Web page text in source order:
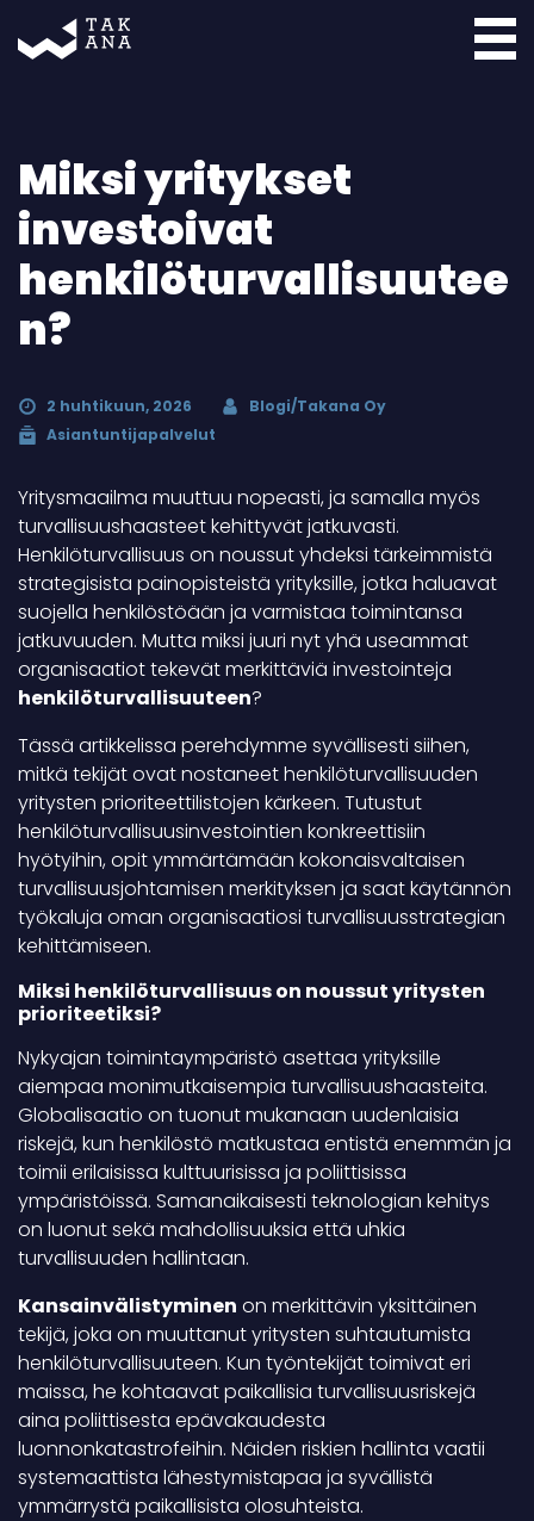
Miksi yritykset
investoivat
henkilöturvallisuutee
n?
2 huhtikuun, 2026
Blogi/Takana Oy
Asiantuntijapalvelut
Yritysmaailma muuttuu nopeasti, ja samalla myös
turvallisuushaasteet kehittyvät jatkuvasti.
Henkilöturvallisuus on noussut yhdeksi tärkeimmistä
strategisista painopisteistä yrityksille, jotka haluavat
suojella henkilöstöään ja varmistaa toimintansa
jatkuvuuden. Mutta miksi juuri nyt yhä useammat
organisaatiot tekevät merkittäviä investointeja
henkilöturvallisuuteen?
Tässä artikkelissa perehdymme syvällisesti siihen,
mitkä tekijät ovat nostaneet henkilöturvallisuuden
yritysten prioriteettilistojen kärkeen. Tutustut
henkilöturvallisuusinvestointien konkreettisiin
hyötyihin, opit ymmärtämään kokonaisvaltaisen
turvallisuusjohtamisen merkityksen ja saat käytännön
työkaluja oman organisaatiosi turvallisuusstrategian
kehittämiseen.
Miksi henkilöturvallisuus on noussut yritysten
prioriteetiksi?
Nykyajan toimintaympäristö asettaa yrityksille
aiempaa monimutkaisempia turvallisuushaasteita.
Globalisaatio on tuonut mukanaan uudenlaisia
riskejä, kun henkilöstö matkustaa entistä enemmän ja
toimii erilaisissa kulttuurisissa ja poliittisissa
ympäristöissä. Samanaikaisesti teknologian kehitys
on luonut sekä mahdollisuuksia että uhkia
turvallisuuden hallintaan.
Kansainvälistyminen on merkittävin yksittäinen
tekijä, joka on muuttanut yritysten suhtautumista
henkilöturvallisuuteen. Kun työntekijät toimivat eri
maissa, he kohtaavat paikallisia turvallisuusriskejä
aina poliittisesta epävakaudesta
luonnonkatastrofeihin. Näiden riskien hallinta vaatii
systemaattista lähestymistapaa ja syvällistä
ymmärrystä paikallisista olosuhteista.